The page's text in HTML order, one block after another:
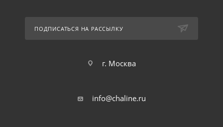
ПОДПИСАТЬСЯ НА РАССЫЛКУ
г. Москва
info@chaline.ru